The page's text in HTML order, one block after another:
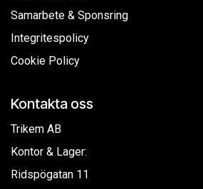
Samarbete & Sponsring
Integritespolicy
Cookie Policy
Kontakta oss
Trikem AB
Kontor & Lager:
Ridspögatan 11